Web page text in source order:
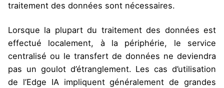
traitement des données sont nécessaires.
Lorsque la plupart du traitement des données est
effectué localement, à la périphérie, le service
centralisé ou le transfert de données ne deviendra
pas un goulot d’étranglement. Les cas d’utilisation
de l’Edge IA impliquent généralement de grandes